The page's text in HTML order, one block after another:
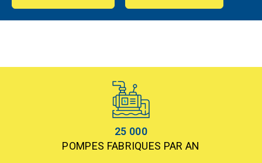
25 000
POMPES FABRIQUES PAR AN